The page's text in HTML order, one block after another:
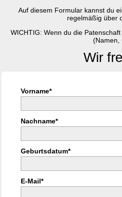
Auf diesem Formular kannst du
regelmäßig über
WICHTIG: Wenn du die
(Namen,
Wir
Vorname*
Nachname*
Geburtsdatum*
E-Mail*